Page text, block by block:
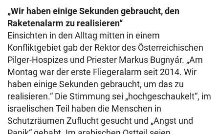
„Wir haben einige Sekunden gebraucht, den
Raketenalarm zu realisieren“
Einsichten in den Alltag mitten in einem
Konfliktgebiet gab der Rektor des Österreichischen
Pilger-Hospizes und Priester Markus Bugnyár. „Am
Montag war der erste Fliegeralarm seit 2014. Wir
haben einige Sekunden gebraucht, um das zu
realisieren.“ Die Stimmung sei „hochgeschaukelt“, im
israelischen Teil haben die Menschen in
Schutzräumen Zuflucht gesucht und „Angst und